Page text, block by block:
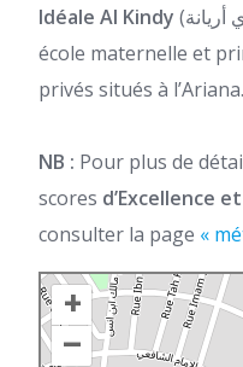
Idéale Al Kindy (المدرسة الخاصة الكندي أريانة) est une
école maternelle et
privés situés à l’Ariana.
NB : Pour plus de
scores d’Excellence
consulter la page «
+
–